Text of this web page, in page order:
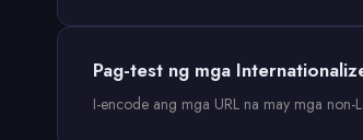
Pag-test ng mga
I-encode ang mga URL na may mga